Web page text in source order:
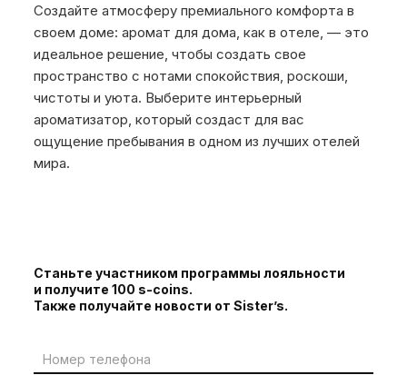
Создайте атмосферу премиального комфорта в
своем доме: аромат для дома, как в отеле, — это
идеальное решение, чтобы создать свое
пространство с нотами спокойствия, роскоши,
чистоты и уюта. Выберите интерьерный
ароматизатор, который создаст для вас
ощущение пребывания в одном из лучших отелей
мира.
Станьте участником программы лояльности
и получите 100 s-coins.
Также получайте новости от Sister’s.